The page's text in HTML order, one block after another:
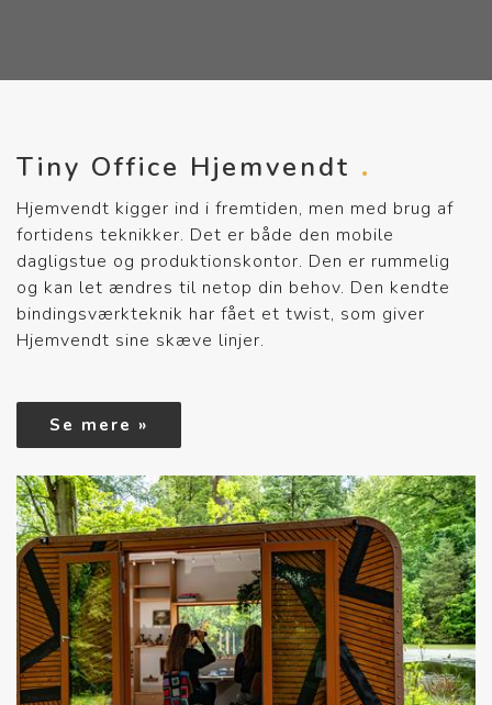
Tiny Office Hjemvendt
Hjemvendt kigger ind i fremtiden, men med brug af
fortidens teknikker. Det er både den mobile
dagligstue og produktionskontor. Den er rummelig
og kan let ændres til netop din behov. Den kendte
bindingsværkteknik har fået et twist, som giver
Hjemvendt sine skæve linjer.
Se mere